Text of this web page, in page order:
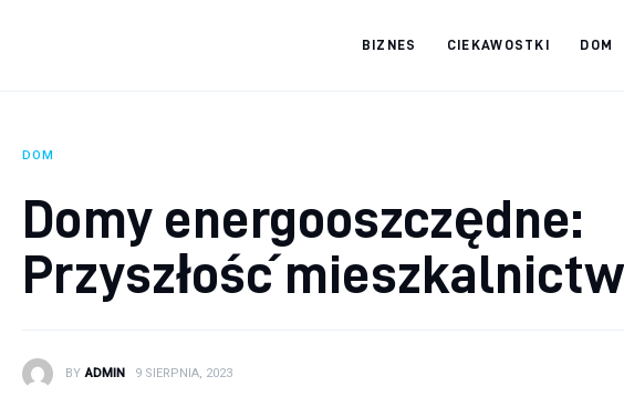
BIZNES CIEKAWOSTKI DOM
DOM
Domy energooszczędne:
Przyszłość
BY ADMIN 9 SIERPNIA, 2023